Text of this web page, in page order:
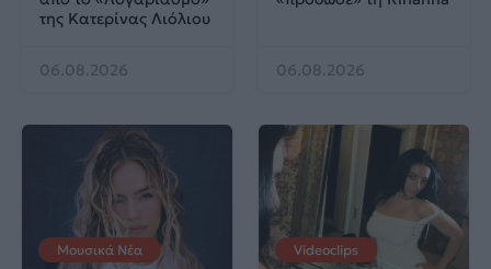
της Κατερίνας Λιόλιου
06.08.2026 06.08.2026
Μουσικά Νέα Videoclips